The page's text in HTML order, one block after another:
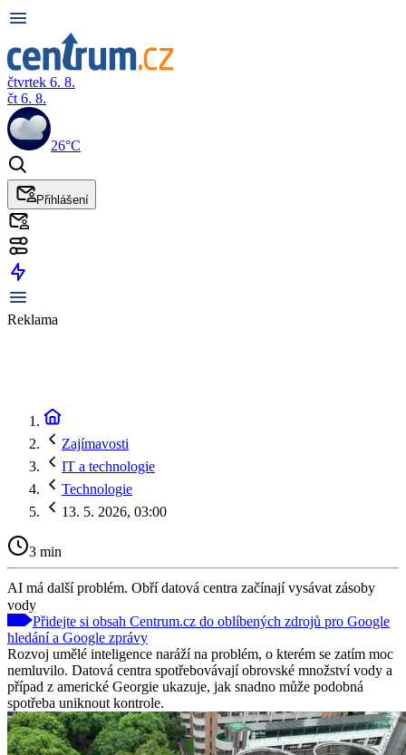
čtvrtek 6. 8.
čt 6. 8.
26°C
Přihlášení
Reklama
Zajímavosti
IT a technologie
Technologie
13. 5. 2026, 03:00
3 min
AI má další problém. Obří datová centra začínají vysávat zásoby
vody
Přidejte si obsah Centrum.cz do oblíbených zdrojů pro Google
hledání a Google zprávy
Rozvoj umělé inteligence naráží na problém, o kterém se zatím moc
nemluvilo. Datová centra spotřebovávají obrovské množství vody a
případ z americké Georgie ukazuje, jak snadno může podobná
spotřeba uniknout kontrole.